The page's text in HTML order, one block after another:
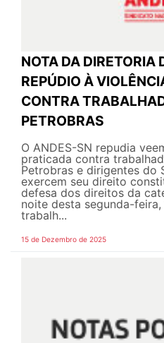
NOTA DA DIRETORIA
REPÚDIO À
CONTRA
PETROBRAS
O ANDES-SN repudia
praticada contra
Petrobras e dirigentes do
exercem seu direito
defesa dos direitos da
noite desta segunda-
trabalh...
15 de Dezembro de 2025